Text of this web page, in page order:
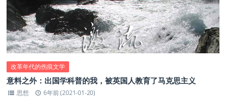
改革年代的伤痕文学
意料之外：出国学科普的我，被英国人教育了马克思主义
思想 6年前 (2021-01-20)